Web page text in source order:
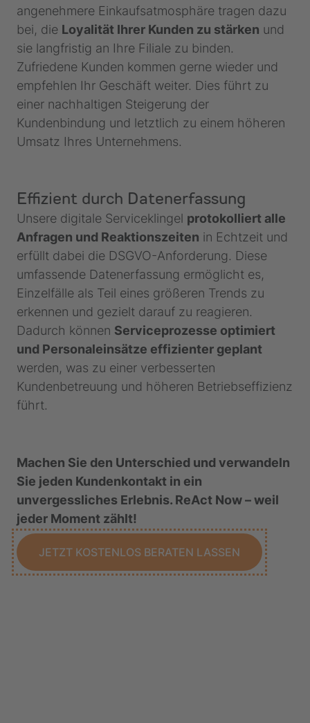
angenehmere Einkaufsatmosphäre tragen dazu
bei, die Loyalität Ihrer Kunden zu stärken und
sie langfristig an Ihre Filiale zu binden.
Zufriedene Kunden kommen gerne wieder und
empfehlen Ihr Geschäft weiter. Dies führt zu
einer nachhaltigen Steigerung der
Kundenbindung und letztlich zu einem höheren
Umsatz Ihres Unternehmens.
Effizient durch Datenerfassung
Unsere digitale Serviceklingel protokolliert alle
Anfragen und Reaktionszeiten in Echtzeit und
erfüllt dabei die DSGVO-Anforderung. Diese
umfassende Datenerfassung ermöglicht es,
Einzelfälle als Teil eines größeren Trends zu
erkennen und gezielt darauf zu reagieren.
Dadurch können Serviceprozesse optimiert
und Personaleinsätze effizienter geplant
werden, was zu einer verbesserten
Kundenbetreuung und höheren Betriebseffizienz
führt.
Machen Sie den Unterschied und verwandeln
Sie jeden Kundenkontakt in ein
unvergessliches Erlebnis. ReAct Now – weil
jeder Moment zählt!
JETZT KOSTENLOS BERATEN LASSEN